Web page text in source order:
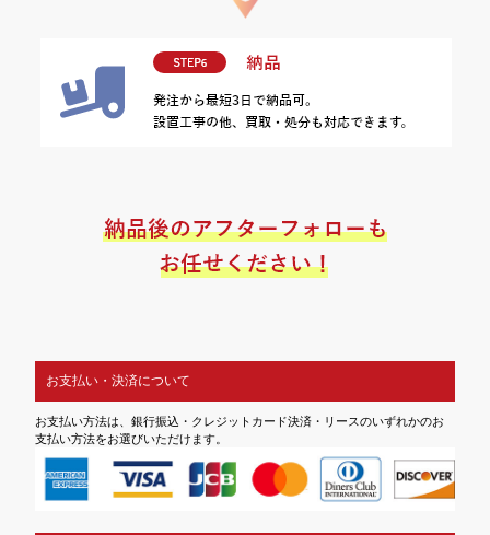
お支払い・決済について
お支払い方法は、銀行振込・クレジットカード決済・リースのいずれかのお
支払い方法をお選びいただけます。